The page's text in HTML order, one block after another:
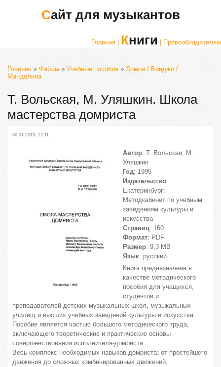
Сайт для музыкантов
Главная | Книги | Правообладателям
Главная » Файлы » Учебные пособия » Домра / Банджо /
Мандолина
Т. Вольская, М. Уляшкин. Школа
мастерства домриста
30.01.2019, 12:11
Автор: Т. Вольская, М.
Уляшкин
Год: 1995
Издательство:
Екатеринбург:
Методкабинет по учебным
заведениям культуры и
искусства
Страниц: 160
Формат: PDF
Размер: 9,3 МВ
Язык: русский
Книга предназначена в
качестве методического
пособия для учащихся,
студентов и
преподавателей детских музыкальных школ, музыкальных
училищ и высших учебных заведений культуры и искусства.
Пособие является частью большого методического труда,
включающего теоретические и практические основы
совершенствования исполнителя-домриста.
Весь комплекс необходимых навыков домриста: от простейшего
движения до сложных комбинированных движений,